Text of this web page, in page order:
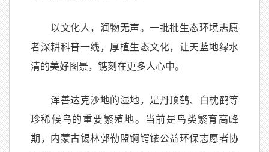
以文化人，润物无声。一批批生态环境志愿
者深耕科普一线，厚植生态文化，让天蓝地绿水
清的美好图景，镌刻在更多人心中。
浑善达克沙地的湿地，是丹顶鹤、白枕鹤等
珍稀候鸟的重要繁殖地。当前是鸟类繁育高峰
期，内蒙古锡林郭勒盟锕锷铱公益环保志愿者协